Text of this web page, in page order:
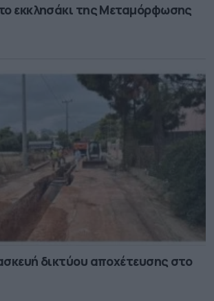
εκκλησάκι της Μεταμόρφωσης
δικτύου αποχέτευσης στο